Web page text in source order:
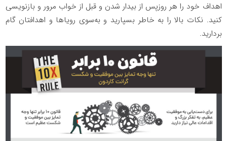
اهداف خود را هر روزپس از بیدار شدن و قبل از خواب مرور و بازنویسی
کنید. نکات بالا را به خاطر بسپارید و به‌سوی رویاها و اهدافتان گام
بردارید.